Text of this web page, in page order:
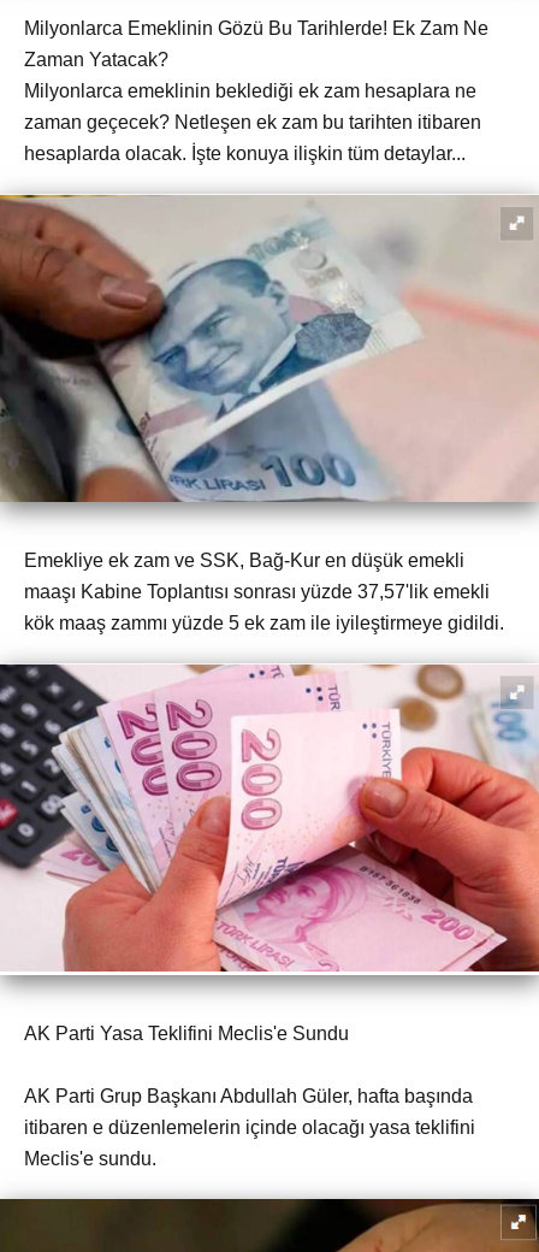
Milyonlarca Emeklinin Gözü Bu Tarihlerde! Ek Zam Ne
Zaman Yatacak?
Milyonlarca emeklinin beklediği ek zam hesaplara ne
zaman geçecek? Netleşen ek zam bu tarihten itibaren
hesaplarda olacak. İşte konuya ilişkin tüm detaylar...
Emekliye ek zam ve SSK, Bağ-Kur en düşük emekli
maaşı Kabine Toplantısı sonrası yüzde 37,57'lik emekli
kök maaş zammı yüzde 5 ek zam ile iyileştirmeye gidildi.
AK Parti Yasa Teklifini Meclis'e Sundu
AK Parti Grup Başkanı Abdullah Güler, hafta başında
itibaren e düzenlemelerin içinde olacağı yasa teklifini
Meclis'e sundu.